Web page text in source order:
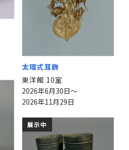
太環式耳飾
東洋館 10室
2026年6月30日～
2026年11月29日
展示中